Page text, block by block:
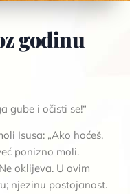
godinu
gube i očisti se!“
Isusa: „Ako hoćeš,
ponizno moli.
oklijeva. U ovim
njezinu postojanost.